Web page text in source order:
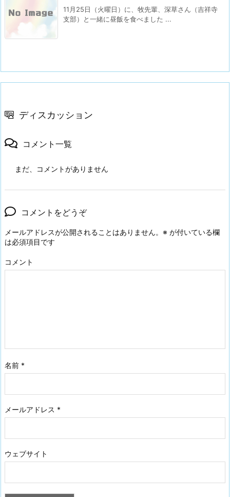
11月25日（火曜日）に、牧先輩、深草さん（吉祥寺
支部）と一緒に昼飯を食べました ...
ディスカッション
コメント一覧
まだ、コメントがありません
コメントをどうぞ
メールアドレスが公開されることはありません。 ※ が付いている欄
は必須項目です
コメント
名前 *
メールアドレス *
ウェブサイト